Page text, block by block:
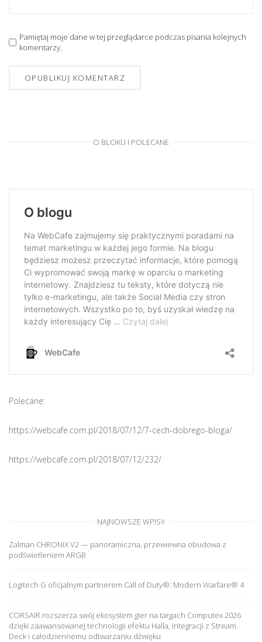
Pamiętaj moje dane w tej przeglądarce podczas pisania kolejnych
komentarzy.
O BLOKU I POLECANE
Polecane:
https://webcafe.com.pl/2018/07/12/7-cech-dobrego-bloga/
https://webcafe.com.pl/2018/07/12/232/
NAJNOWSZE WPISY
Zalman CHRONIX V2 — panoramiczna, przewiewna obudowa z
podświetleniem ARGB
Logitech G oficjalnym partnerem Call of Duty®: Modern Warfare® 4
CORSAIR rozszerza swój ekosystem gier na targach Computex 2026
dzięki zaawansowanej technologii efektu Halla, integracji z Stream
Deck i całodziennemu odtwarzaniu dźwięku